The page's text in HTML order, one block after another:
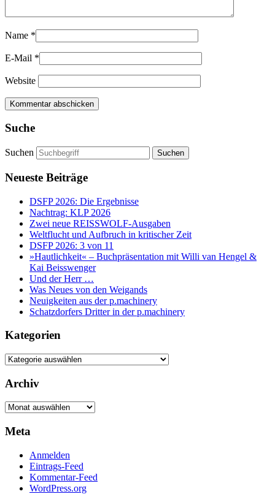
Name *
E-Mail *
Website
Suche
Suchen
Neueste Beiträge
DSFP 2026: Die Ergebnisse
Nachtrag: KLP 2026
Zwei neue REISSWOLF-Ausgaben
Weltflucht und Aufbruch in kritischer Zeit
DSFP 2026: 3 von 11
»Hautlichkeit« – Buchpräsentation mit Willi van Hengel &
Kai Beisswenger
Und der Herr …
Was Neues von den Weigands
Neuigkeiten aus der p.machinery
Schatzdorfers Dritter in der p.machinery
Kategorien
Kategorien
Archiv
Archiv
Meta
Anmelden
Eintrags-Feed
Kommentar-Feed
WordPress.org